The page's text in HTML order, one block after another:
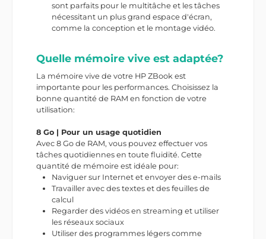
sont parfaits pour le multitâche et les tâches
nécessitant un plus grand espace d'écran,
comme la conception et le montage vidéo.
Quelle mémoire vive est adaptée?
La mémoire vive de votre HP ZBook est
importante pour les performances. Choisissez la
bonne quantité de RAM en fonction de votre
utilisation:
8 Go | Pour un usage quotidien
Avec 8 Go de RAM, vous pouvez effectuer vos
tâches quotidiennes en toute fluidité. Cette
quantité de mémoire est idéale pour:
Naviguer sur Internet et envoyer des e-mails
Travailler avec des textes et des feuilles de
calcul
Regarder des vidéos en streaming et utiliser
les réseaux sociaux
Utiliser des programmes légers comme